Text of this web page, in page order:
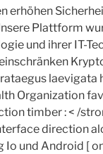
Plattform
und ihrer IT-
laevigata
Organization
timber : < /
direction
und Android [